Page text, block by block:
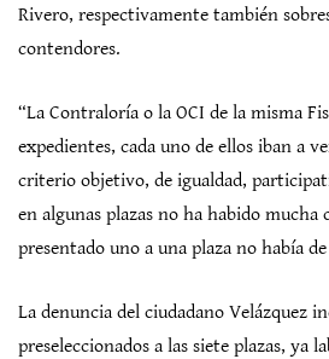
Rivero, respectivamente también
contendores.
“La Contraloría o la OCI de la misma
expedientes, cada uno de ellos iban a
criterio objetivo, de igualdad,
en algunas plazas no ha habido mucha
presentado uno a una plaza no había
La denuncia del ciudadano Velázquez
preseleccionados a las siete plazas, ya